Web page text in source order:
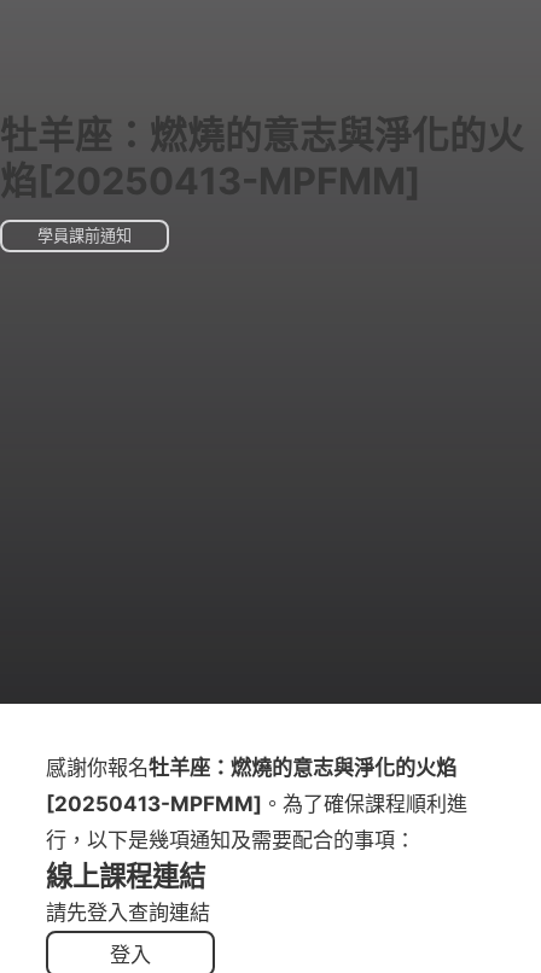
牡羊座：燃燒的意志與淨化的火
焰[20250413-MPFMM]
學員課前通知
感謝你報名牡羊座：燃燒的意志與淨化的火焰
[20250413-MPFMM] 。為了確保課程順利進
行，以下是幾項通知及需要配合的事項：
線上課程連結
請先登入查詢連結
登入